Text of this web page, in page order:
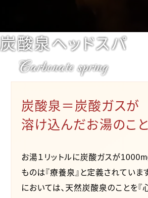
炭酸泉ヘッドスパ
Carbonate spring
炭酸泉＝炭酸ガスが
溶け込んだお湯のこと
お湯１リットルに炭酸ガスが
ものは『療養泉』と定義されていま
においては、天然炭酸泉のことを『